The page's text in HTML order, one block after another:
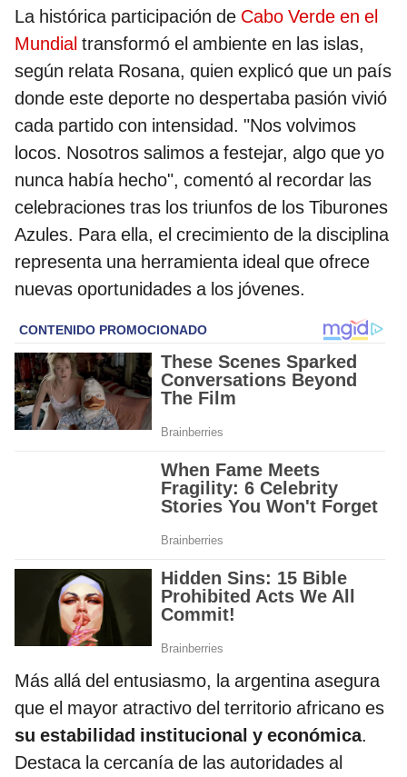
La histórica participación de Cabo Verde en el
Mundial transformó el ambiente en las islas,
según relata Rosana, quien explicó que un país
donde este deporte no despertaba pasión vivió
cada partido con intensidad. "Nos volvimos
locos. Nosotros salimos a festejar, algo que yo
nunca había hecho", comentó al recordar las
celebraciones tras los triunfos de los Tiburones
Azules. Para ella, el crecimiento de la disciplina
representa una herramienta ideal que ofrece
nuevas oportunidades a los jóvenes.
Más allá del entusiasmo, la argentina asegura
que el mayor atractivo del territorio africano es
su estabilidad institucional y económica.
Destaca la cercanía de las autoridades al